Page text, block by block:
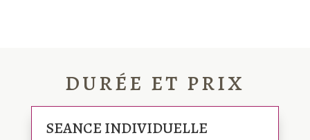
DURÉE ET PRIX
SEANCE INDIVIDUELLE